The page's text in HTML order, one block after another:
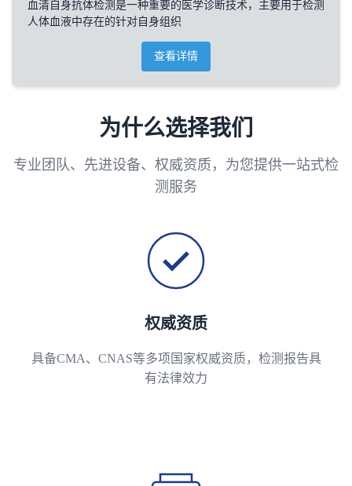
血清自身抗体检测是一种重要的医学诊断技术，主要用于检测
人体血液中存在的针对自身组织
查看详情
为什么选择我们
专业团队、先进设备、权威资质，为您提供一站式检
测服务
权威资质
具备CMA、CNAS等多项国家权威资质，检测报告具
有法律效力